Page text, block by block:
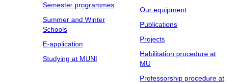
Semester programmes
Summer and Winter
Schools
E-application
Studying at MUNI
Our equipment
Publications
Projects
Habilitation procedure at
MU
Professorship procedure at